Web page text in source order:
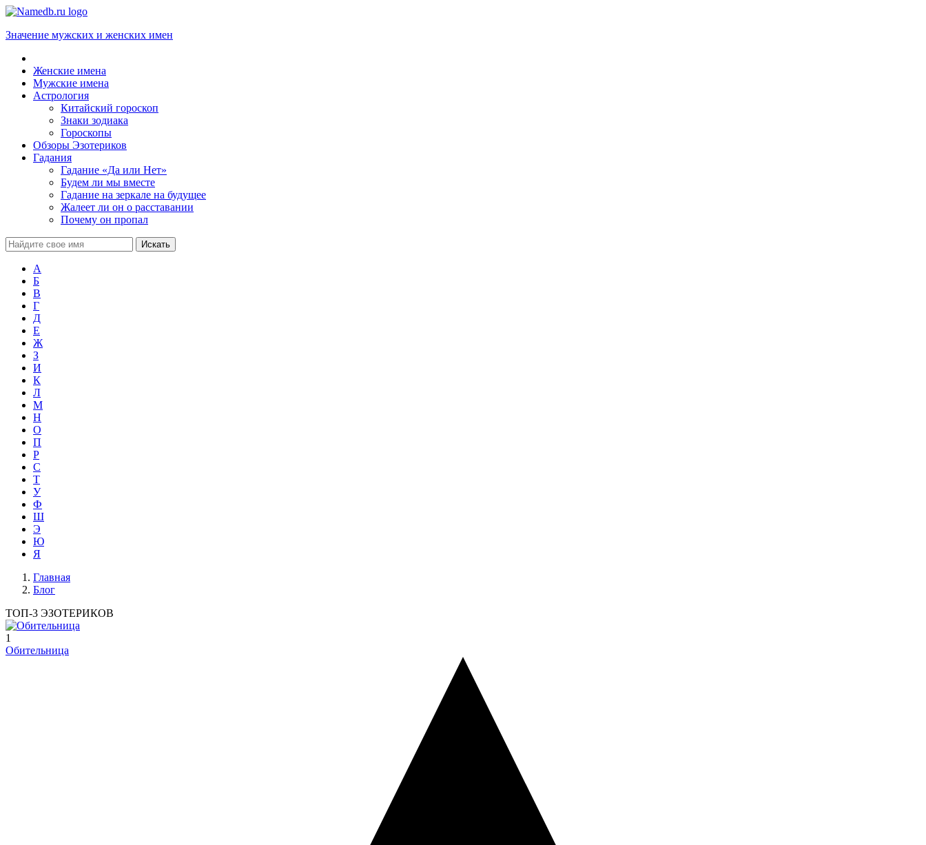
Значение мужских и женских имен
Женские имена
Мужские имена
Астрология
Китайский гороскоп
Знаки зодиака
Гороскопы
Обзоры Эзотериков
Гадания
Гадание «Да или Нет»
Будем ли мы вместе
Гадание на зеркале на будущее
Жалеет ли он о расставании
Почему он пропал
А
Б
В
Г
Д
Е
Ж
З
И
К
Л
М
Н
О
П
Р
С
Т
У
Ф
Ш
Э
Ю
Я
Главная
Блог
ТОП-3 ЭЗОТЕРИКОВ
1
Обительница